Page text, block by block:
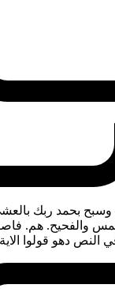
وسبح بحمد ربك
الهمس والفحيح. هم.
في النص دهو قولوا